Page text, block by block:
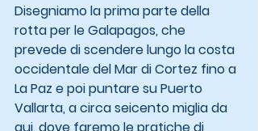
Disegniamo la prima parte della
rotta per le Galapagos, che
prevede di scendere lungo la costa
occidentale del Mar di Cortez fino a
La Paz e poi puntare su Puerto
Vallarta, a circa seicento miglia da
qui, dove faremo le pratiche di